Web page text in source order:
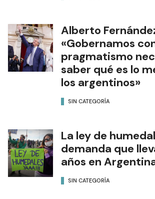
Alberto
«Gobernamos
pragmatismo
saber qué es lo
los argentinos»
SIN CATEGORÍA
La ley de
demanda que
años en
SIN CATEGORÍA